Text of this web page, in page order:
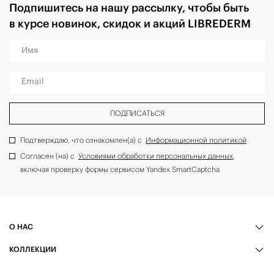
Подпишитесь на нашу рассылку, чтобы быть
в курсе новинок, скидок и акций LIBREDERM
Имя
Email
ПОДПИСАТЬСЯ
Подтверждаю, что ознакомлен(а) с Информационной политикой
Согласен (на) с Условиями обработки персональных данных,
включая проверку формы сервисом Yandex SmartCaptcha
О НАС
КОЛЛЕКЦИИ